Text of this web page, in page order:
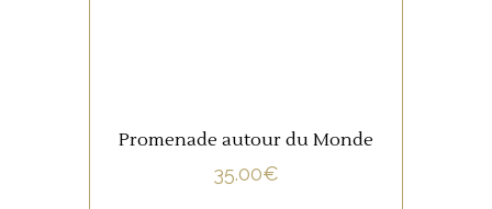
Promenade autour du Monde
35.00€